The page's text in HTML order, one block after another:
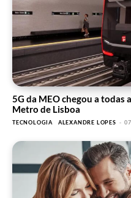
5G da MEO chegou a todas
Metro de Lisboa
TECNOLOGIA ALEXANDRE LOPES -